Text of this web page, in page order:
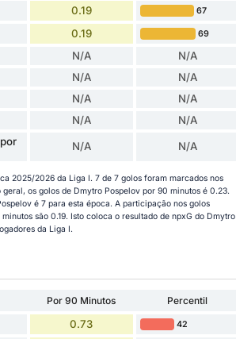
0.19 67
0.19 69
N/A N/A
N/A N/A
N/A N/A
N/A N/A
N/A N/A
2025/2026 da Liga I. 7 de 7 golos foram marcados nos
os golos de Dmytro Pospelov por 90 minutos é 0.23.
é 7 para esta época. A participação nos golos
são 0.19. Isto coloca o resultado de npxG do Dmytro
da Liga I.
Por 90 Minutos
Percentil
0.73 42